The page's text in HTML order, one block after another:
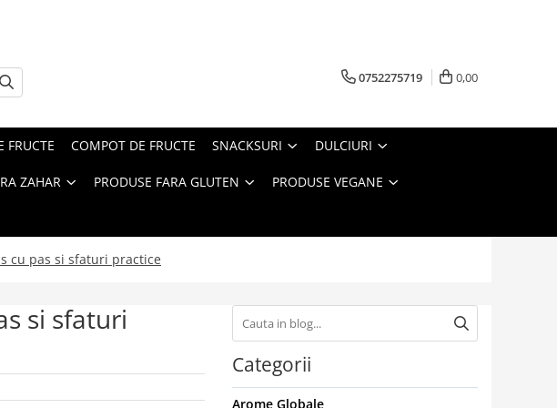
0752275719 0,00
FRUCTE COMPOT DE FRUCTE SNACKSURI DULCIURI
ZAHAR PRODUSE FARA GLUTEN PRODUSE VEGANE
cu pas si sfaturi practice
si sfaturi
Categorii
Arome Globale